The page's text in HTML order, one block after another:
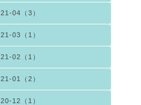
04（3）
03（1）
02（1）
01（2）
12（1）